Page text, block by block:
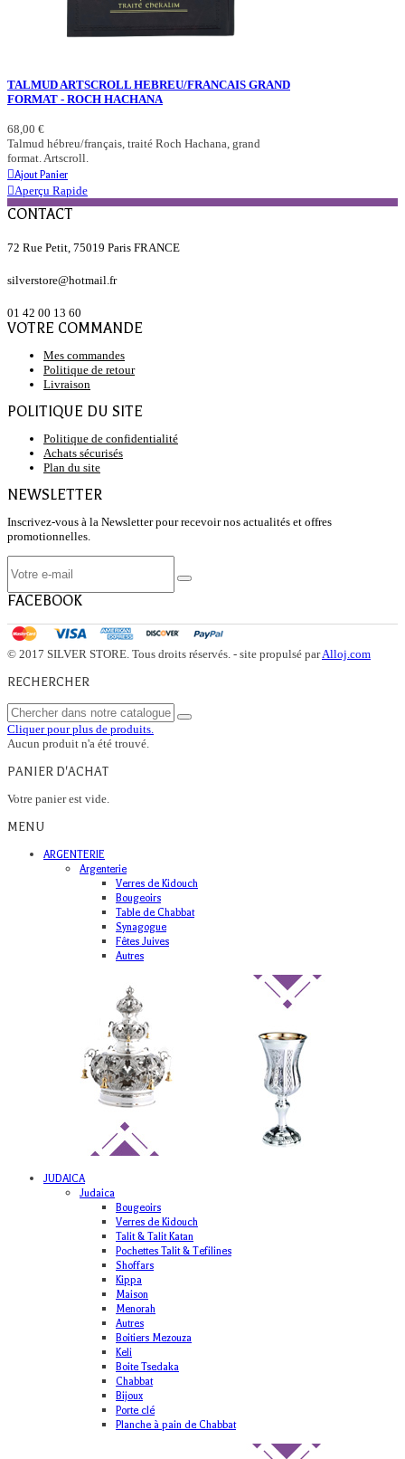
TALMUD ARTSCROLL HEBREU/FRANCAIS GRAND
FORMAT - ROCH HACHANA
68,00 €
Talmud hébreu/français, traité Roch Hachana, grand
format. Artscroll.
Ajout Panier
Aperçu Rapide
CONTACT
72 Rue Petit, 75019 Paris FRANCE
silverstore@hotmail.fr
01 42 00 13 60
VOTRE COMMANDE
Mes commandes
Politique de retour
Livraison
POLITIQUE DU SITE
Politique de confidentialité
Achats sécurisés
Plan du site
NEWSLETTER
Inscrivez-vous à la Newsletter pour recevoir nos actualités et offres
promotionnelles.
FACEBOOK
© 2017 SILVER STORE. Tous droits réservés. - site propulsé parAlloj.com
RECHERCHER
Cliquer pour plus de produits.
Aucun produit n'a été trouvé.
PANIER D'ACHAT
Votre panier est vide.
MENU
ARGENTERIE
Argenterie
Verres de Kidouch
Bougeoirs
Table de Chabbat
Synagogue
Fêtes Juives
Autres
JUDAICA
Judaica
Bougeoirs
Verres de Kidouch
Talit & Talit Katan
Pochettes Talit & Tefilines
Shoffars
Kippa
Maison
Menorah
Autres
Boitiers Mezouza
Keli
Boite Tsedaka
Chabbat
Bijoux
Porte clé
Planche à pain de Chabbat